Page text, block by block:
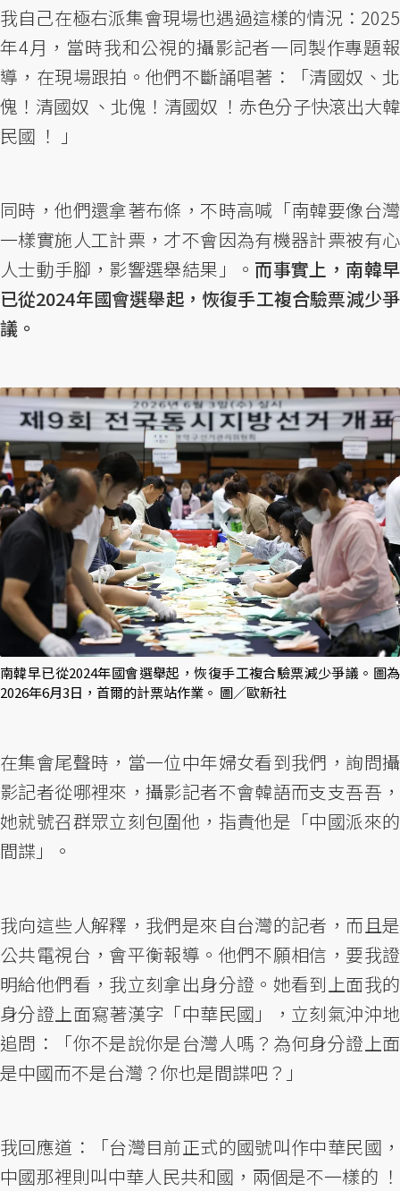
我自己在極右派集會現場也遇過這樣的情況：2025
年4月，當時我和公視的攝影記者一同製作專題報
導，在現場跟拍。他們不斷誦唱著：「清國奴、北
傀！清國奴 、北傀！清國奴 ！赤色分子快滾出大韓
民國 ！ 」
同時，他們還拿著布條，不時高喊「南韓要像台灣
一樣實施人工計票，才不會因為有機器計票被有心
人士動手腳，影響選舉結果」。 而事實上，南韓早
已從2024年國會選舉起，恢復手工複合驗票減少爭
議。
南韓早已從2024年國會選舉起，恢復手工複合驗票減少爭議。圖為
2026年6月3日，首爾的計票站作業。 圖／歐新社
在集會尾聲時，當一位中年婦女看到我們，詢問攝
影記者從哪裡來，攝影記者不會韓語而支支吾吾，
她就號召群眾立刻包圍他，指責他是「中國派來的
間諜」。
我向這些人解釋，我們是來自台灣的記者，而且是
公共電視台，會平衡報導。他們不願相信，要我證
明給他們看，我立刻拿出身分證。她看到上面我的
身分證上面寫著漢字「中華民國」，立刻氣沖沖地
追問：「你不是說你是台灣人嗎？為何身分證上面
是中國而不是台灣？你也是間諜吧？」
我回應道：「台灣目前正式的國號叫作中華民國，
中國那裡則叫中華人民共和國，兩個是不一樣的 ！